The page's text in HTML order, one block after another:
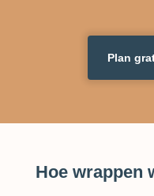
Plan
Hoe wrappen